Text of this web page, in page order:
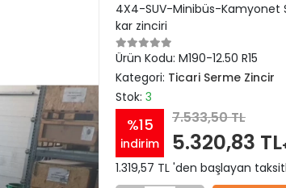
4X4-SUV-Minibüs-Kamyonet
kar zinciri
Ürün Kodu: M190-12.50 R15
Kategori: Ticari Serme Zincir
Stok: 3
%15
indirim
7.533,50 TL
5.320,83 TL
1.319,57 TL 'den başlayan